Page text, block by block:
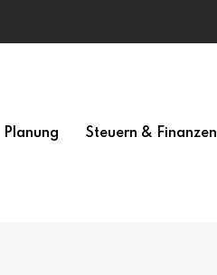
Planung Steuern & Finanzen